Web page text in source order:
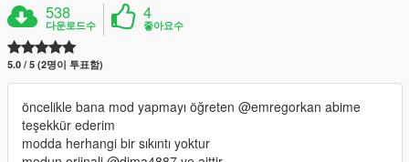
538
다운로드수
4
좋아요수
5.0 / 5 (2명이 투표함)
öncelikle bana mod yapmayı öğreten @emregorkan abime
teşekkür ederim
modda herhangi bir sıkıntı yoktur